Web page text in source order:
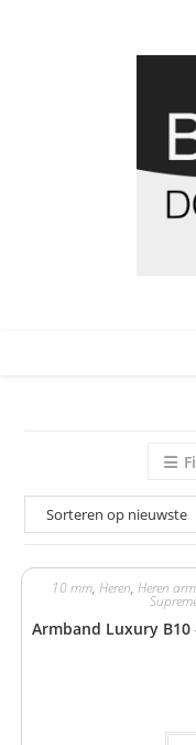
10 mm, Heren, Heren
Armband Luxury B10